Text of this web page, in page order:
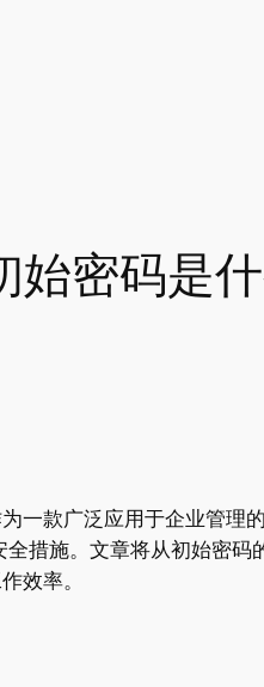
始密码是
一款广泛应用于企业管
措施。文章将从初始密
效率。